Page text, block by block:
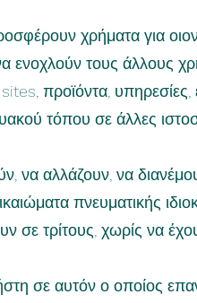
χρήματα για
ενοχλούν τους άλλους
προϊόντα, υπηρεσίες,
τόπου σε άλλες
να αλλάζουν, να
πνευματικής
σε τρίτους, χωρίς να
σε αυτόν ο οποίος